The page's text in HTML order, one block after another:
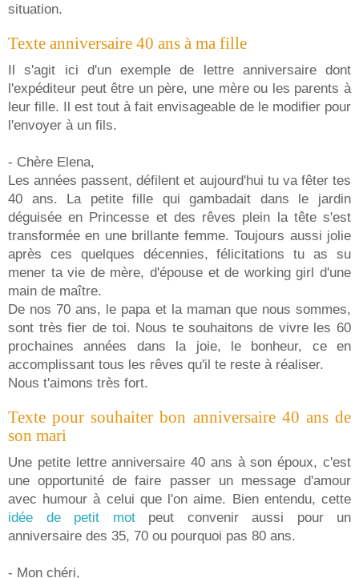
situation.
Texte anniversaire 40 ans à ma fille
Il s'agit ici d'un exemple de lettre anniversaire dont
l'expéditeur peut être un père, une mère ou les parents à
leur fille. Il est tout à fait envisageable de le modifier pour
l'envoyer à un fils.
- Chère Elena,
Les années passent, défilent et aujourd'hui tu va fêter tes
40 ans. La petite fille qui gambadait dans le jardin
déguisée en Princesse et des rêves plein la tête s'est
transformée en une brillante femme. Toujours aussi jolie
après ces quelques décennies, félicitations tu as su
mener ta vie de mère, d'épouse et de working girl d'une
main de maître.
De nos 70 ans, le papa et la maman que nous sommes,
sont très fier de toi. Nous te souhaitons de vivre les 60
prochaines années dans la joie, le bonheur, ce en
accomplissant tous les rêves qu'il te reste à réaliser.
Nous t'aimons très fort.
Texte pour souhaiter bon anniversaire 40 ans de
son mari
Une petite lettre anniversaire 40 ans à son époux, c'est
une opportunité de faire passer un message d'amour
avec humour à celui que l'on aime. Bien entendu, cette
idée de petit motpeut convenir aussi pour un
anniversaire des 35, 70 ou pourquoi pas 80 ans.
- Mon chéri,